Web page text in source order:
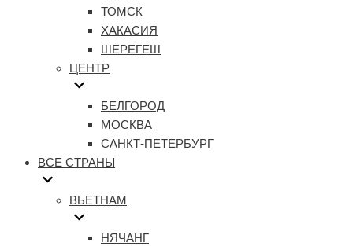
ТОМСК
ХАКАСИЯ
ШЕРЕГЕШ
ЦЕНТР
БЕЛГОРОД
МОСКВА
САНКТ-ПЕТЕРБУРГ
ВСЕ СТРАНЫ
ВЬЕТНАМ
НЯЧАНГ